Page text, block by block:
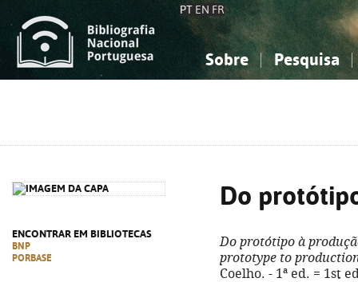
PT EN FR
Sobre Pesquisa
ENCONTRAR EM BIBLIOTECAS
BNP
PORBASE
Do
Do protótipo à
prototype to
Coelho. - 1ª ed. = 1st